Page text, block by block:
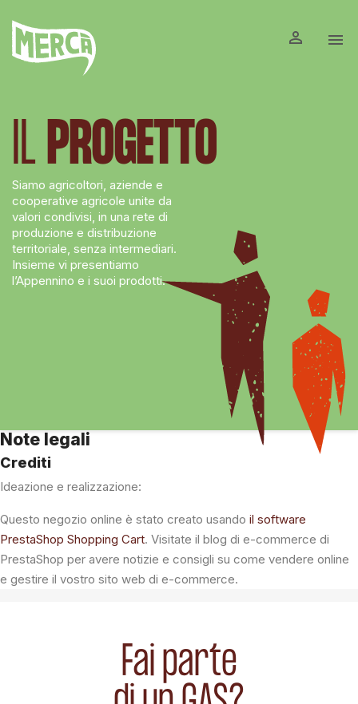


ILPROGETTO
Siamo agricoltori, aziende e
cooperative agricole unite da
valori condivisi, in una rete di
produzione e distribuzione
territoriale, senza intermediari.
Insieme vi presentiamo
l’Appennino e i suoi prodotti.
Note legali
Crediti
Ideazione e realizzazione:
Questo negozio online è stato creato usando il software
PrestaShop Shopping Cart. Visitate il blog di e-commerce di
PrestaShop per avere notizie e consigli su come vendere online
e gestire il vostro sito web di e-commerce.
Fai parte